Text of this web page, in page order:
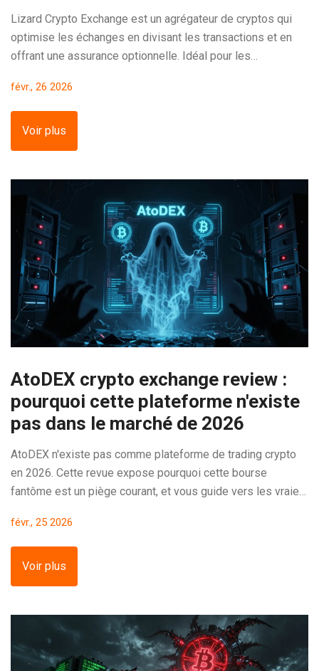
Lizard Crypto Exchange est un agrégateur de cryptos qui
optimise les échanges en divisant les transactions et en
offrant une assurance optionnelle. Idéal pour les
sans toucher à vos clés privées.
févr., 26 2026
Voir plus
AtoDEX crypto exchange review :
pourquoi cette plateforme n'existe
pas dans le marché de 2026
AtoDEX n'existe pas comme plateforme de trading crypto
en 2026. Cette revue expose pourquoi cette bourse
fantôme est un piège courant, et vous guide vers les vraies
févr., 25 2026
Voir plus